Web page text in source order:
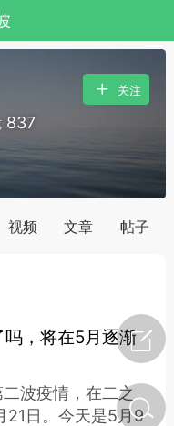
！
837
关注
视频 文章 帖子
，将在5月逐渐
波疫情，在二之
21日。今天是5月9